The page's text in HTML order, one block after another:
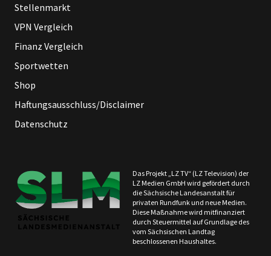
Stellenmarkt
VPN Vergleich
Finanz Vergleich
Sportwetten
Shop
Haftungsausschluss/Disclaimer
Datenschutz
Das Projekt „LZ TV“ (LZ Television) der
LZ Medien GmbH wird gefördert durch
die Sächsische Landesanstalt für
privaten Rundfunk und neue Medien.
Diese Maßnahme wird mitfinanziert
durch Steuermittel auf Grundlage des
vom Sächsischen Landtag
beschlossenen Haushaltes.